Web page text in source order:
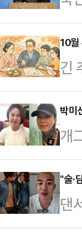
세
대
하
원
진
불'
힘
의
사
을
10월
긴
고
가
조
일
국
능
가
박미
개
진
큐
은
초
"술·
댄
27